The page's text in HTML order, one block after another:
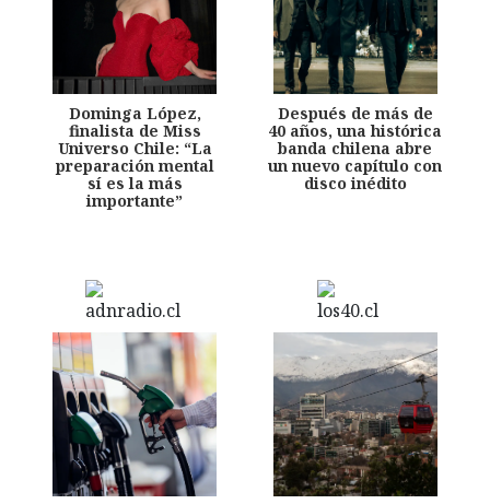
Dominga López,
finalista de Miss
Universo Chile: “La
preparación mental
sí es la más
importante”
Después de más de
40 años, una histórica
banda chilena abre
un nuevo capítulo con
disco inédito